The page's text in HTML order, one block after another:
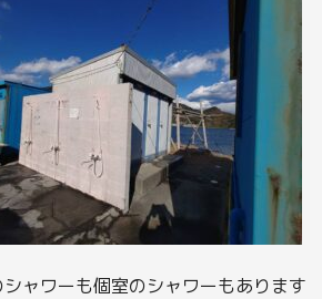
ャワーも個室のシャワーもあります